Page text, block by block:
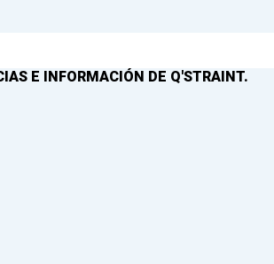
E INFORMACIÓN DE Q'STRAINT.